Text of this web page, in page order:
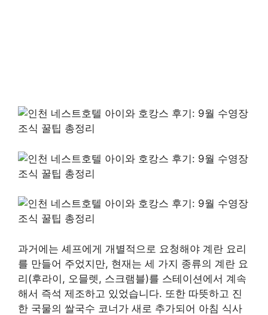
과거에는 셰프에게 개별적으로 요청해야 계란 요리
를 만들어 주었지만, 현재는 세 가지 종류의 계란 요
리(후라이, 오믈렛, 스크램블)를 스테이션에서 계속
해서 즉석 제조하고 있었습니다. 또한 따뜻하고 진
한 국물의 쌀국수 코너가 새로 추가되어 아침 식사